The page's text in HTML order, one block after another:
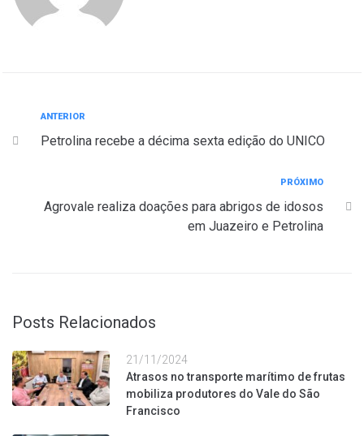
ANTERIOR
Petrolina recebe a décima sexta edição do UNICO
PRÓXIMO
Agrovale realiza doações para abrigos de idosos
em Juazeiro e Petrolina
Posts Relacionados
21/11/2024
Atrasos no transporte marítimo de frutas
mobiliza produtores do Vale do São
Francisco